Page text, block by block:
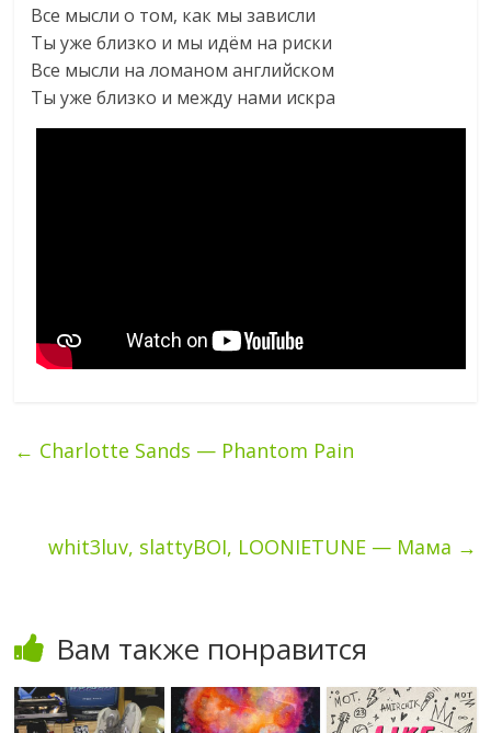
Все мысли о том, как мы зависли
Ты уже близко и мы идём на риски
Все мысли на ломаном английском
Ты уже близко и между нами искра
← Charlotte Sands — Phantom Pain
whit3luv, slattyBOI, LOONIETUNE — Мама →
Вам также понравится